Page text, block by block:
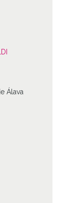
Álava